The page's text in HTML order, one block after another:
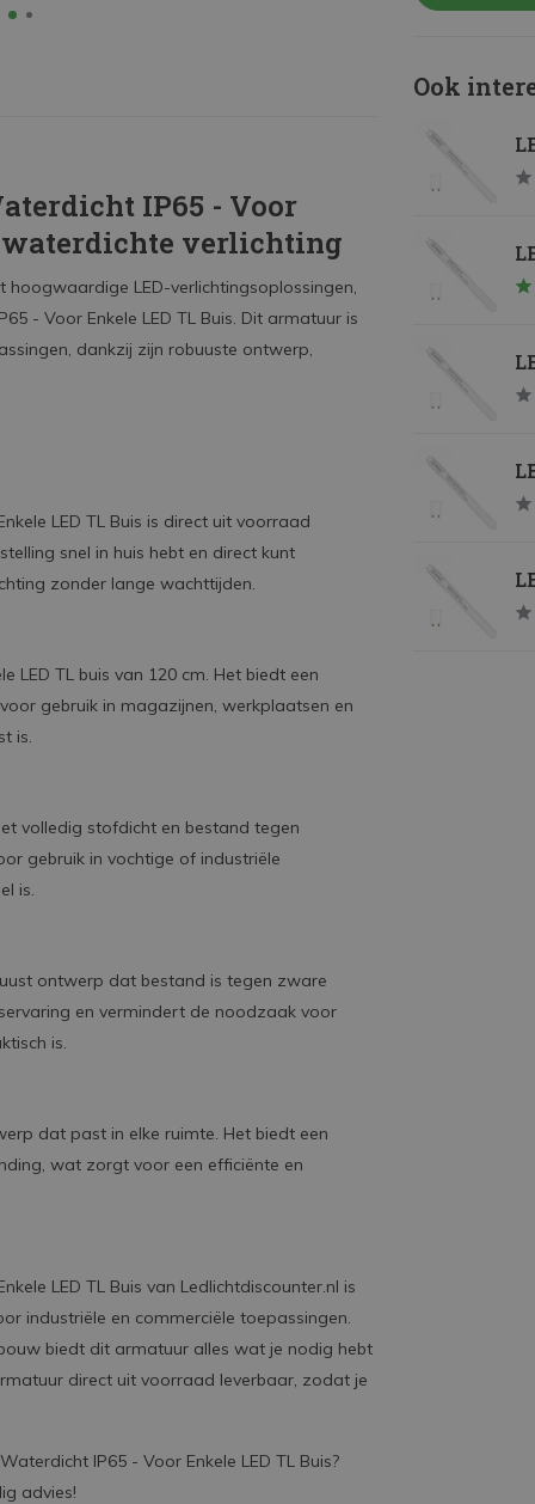
IP65 - Voor
waterdichte verlichting
LED-verlichtingsoplossingen,
- Voor Enkele LED TL Buis. Dit armatuur is
dankzij zijn robuuste ontwerp,
LED TL Buis is direct uit voorraad
snel in huis hebt en direct kunt
zonder lange wachttijden.
LED TL buis van 120 cm. Het biedt een
gebruik in magazijnen, werkplaatsen en
is.
volledig stofdicht en bestand tegen
gebruik in vochtige of industriële
is.
ontwerp dat bestand is tegen zware
en vermindert de noodzaak voor
is.
dat past in elke ruimte. Het biedt een
wat zorgt voor een efficiënte en
LED TL Buis van Ledlichtdiscounter.nl is
industriële en commerciële toepassingen.
biedt dit armatuur alles wat je nodig hebt
direct uit voorraad leverbaar, zodat je
IP65 - Voor Enkele LED TL Buis?
advies!
Ook